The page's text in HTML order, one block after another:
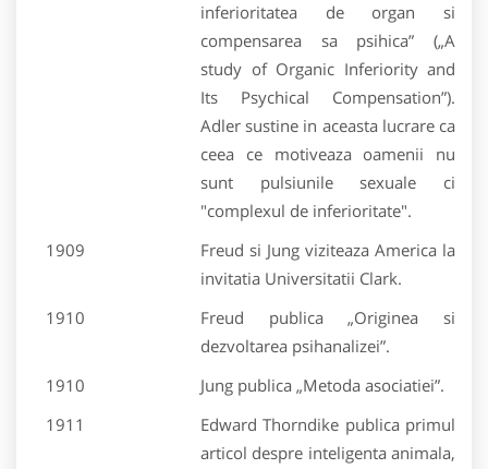
inferioritatea de organ si
compensarea sa psihica” („A
study of Organic Inferiority and
Its Psychical Compensation”).
Adler sustine in aceasta lucrare ca
ceea ce motiveaza oamenii nu
sunt pulsiunile sexuale ci
"complexul de inferioritate".
1909
Freud si Jung viziteaza America la
invitatia Universitatii Clark.
1910
Freud publica „Originea si
dezvoltarea psihanalizei”.
1910
Jung publica „Metoda asociatiei”.
1911
Edward Thorndike publica primul
articol despre inteligenta animala,